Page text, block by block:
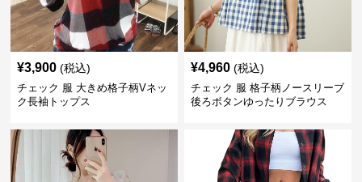
¥3,900 (税込)
チェック 服 大きめ格子柄Vネッ
ク長袖トップス
¥4,960 (税込)
チェック 服 格子柄ノースリーブ
後ろボタンゆったりブラウス